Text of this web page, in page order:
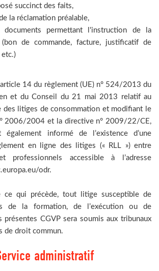
succinct des faits,
la réclamation préalable,
permettant l'instruction de la
(bon de commande, facture, justificatif de
etc.)
14 du règlement (UE) n° 524/2013 du
et du Conseil du 21 mai 2013 relatif au
des litiges de consommation et modifiant le
2006/2004 et la directive n° 2009/22/CE,
également informé de l’existence d’une
en ligne des litiges (« RLL ») entre
professionnels accessible à l’adresse
odr.
ce qui précède, tout litige susceptible de
de la formation, de l’exécution ou de
présentes CGVP sera soumis aux tribunaux
de droit commun.
administratif